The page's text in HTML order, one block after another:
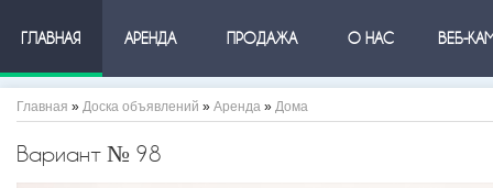
ГЛАВНАЯ АРЕНДА ПРОДАЖА О НАС ВЕБ-
Главная » Доска объявлений » Аренда » Дома
Вариант № 98